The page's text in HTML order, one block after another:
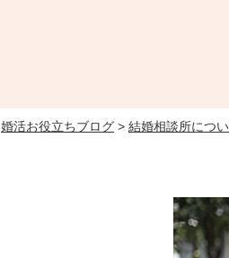
婚活お役立ちブログ > 結婚相談所につ